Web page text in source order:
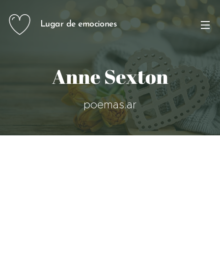
Lugar de emociones
Anne Sexton
poemas.ar